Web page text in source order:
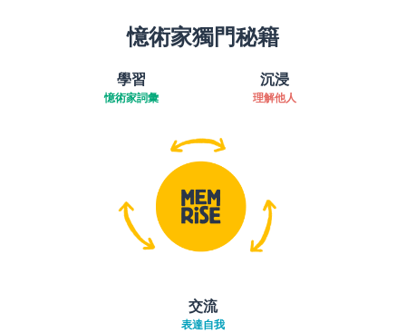
憶術家獨門秘籍
學習
憶術家詞彙
沉浸
理解他人
交流
表達自我